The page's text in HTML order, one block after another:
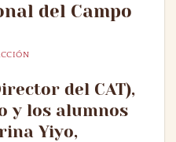
del Campo
del CAT),
y los alumnos
Yiyo,